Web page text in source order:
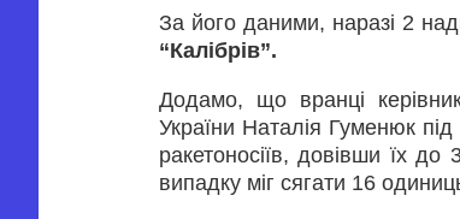
За його даними, наразі 2
“Калібрів”.
Додамо, що вранці
України Наталія Гуменюк
ракетоносіїв, довівши їх
випадку міг сягати 16